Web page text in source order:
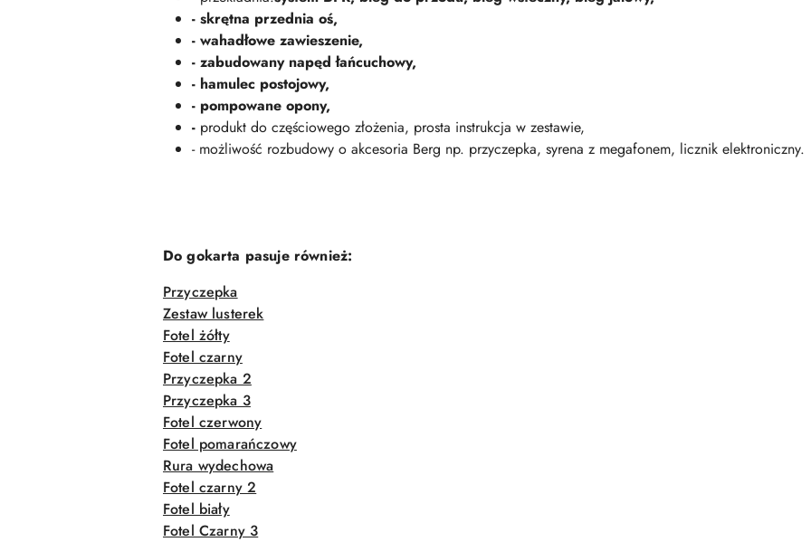
- skrętna przednia oś,
- wahadłowe zawieszenie,
- zabudowany napęd łańcuchowy,
- hamulec postojowy,
- pompowane opony,
- produkt do częściowego złożenia, prosta instrukcja w zestawie,
- możliwość rozbudowy o akcesoria Berg np. przyczepka, syrena z megafonem, licznik elektroniczny.
Do gokarta pasuje również:
Przyczepka
Zestaw lusterek
Fotel żółty
Fotel czarny
Przyczepka 2
Przyczepka 3
Fotel czerwony
Fotel pomarańczowy
Rura wydechowa
Fotel czarny 2
Fotel biały
Fotel Czarny 3